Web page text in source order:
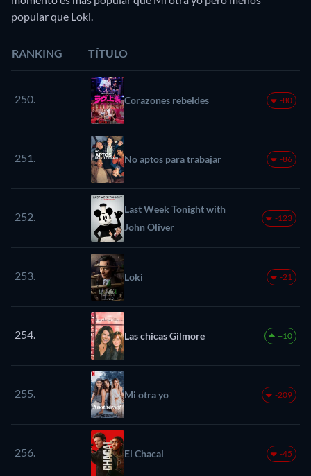
popular que Loki.
RANKING TÍTULO
250. Corazones rebeldes -80
251. No aptos para trabajar -86
252.
Last Week Tonight with
John Oliver
-123
253. Loki -21
254. Las chicas Gilmore +10
255. Mi otra yo -209
256. El Chacal -45